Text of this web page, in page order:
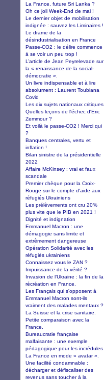
La France, future Sri Lanka ?
Oh ce joli Week-End de mai !
Le dernier objet de mobilisation
indignée : sauvez les Liminaires !
Le drame de la
désindustrialisation en France
Passe-CO2 : le délire commence
à se voir un peu trop !
L’article de Jean Peyrelevade sur
la « renaissance de la social-
démocratie ».
Un livre indispensable et à lire
absolument : Laurent Toubiana
Covid
Les dix sujets nationaux critiques
Quelles leçons de l'échec d'Eric
Zemmour ?
Et voilà le passe-CO2 ! Merci qui
?
Banques centrales, vertu et
inflation !
Bilan sinistre de la présidentielle
2022
Affaire McKinsey : vrai et faux
scandale
Premier chèque pour la Croix-
Rouge sur le compte d'aide aux
réfugiés Ukrainiens
Les prélèvements ont cru 20%
plus vite que le PIB en 2021 !
Dignité et indignation
Emmanuel Macron : une
démagogie sans limite et
extrêmement dangereuse
Opération Solidarité avec les
réfugiés ukrainiens
Connaissez vous le ZAN ?
Impuissance de la vérité ?
Invasion de l’Ukraine : la fin de la
récréation en France.
Les Français qui s'opposent à
Emmanuel Macron sont-ils
vraiment des malades mentaux ?
La Suisse et la crise sanitaire.
Petite comparaison avec la
France.
Bureaucratie française
malfaisante : une exemple
pédagogique pour les incrédules
La France en mode « avatar ».
Une facilité condamnable :
décharger et défiscaliser des
revenus sans toucher à la